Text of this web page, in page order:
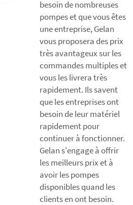
besoin de nombreuses
pompes et que vous êtes
une entreprise, Gelan
vous proposera des prix
très avantageux sur les
commandes multiples et
vous les livrera très
rapidement. Ils savent
que les entreprises ont
besoin de leur matériel
rapidement pour
continuer à fonctionner.
Gelan s'engage à offrir
les meilleurs prix et à
avoir les pompes
disponibles quand les
clients en ont besoin.